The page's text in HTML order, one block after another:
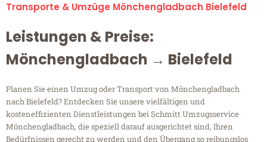
Transporte & Umzüge Mönchengladbach Bielefeld
Leistungen & Preise:
Mönchengladbach → Bielefeld
Planen Sie einen Umzug oder Transport von Mönchengladbach
nach Bielefeld? Entdecken Sie unsere vielfältigen und
kosteneffizienten Dienstleistungen bei Schmitt Umzugsservice
Mönchengladbach, die speziell darauf ausgerichtet sind, Ihren
Bedürfnissen gerecht zu werden und den Übergang so reibungslos